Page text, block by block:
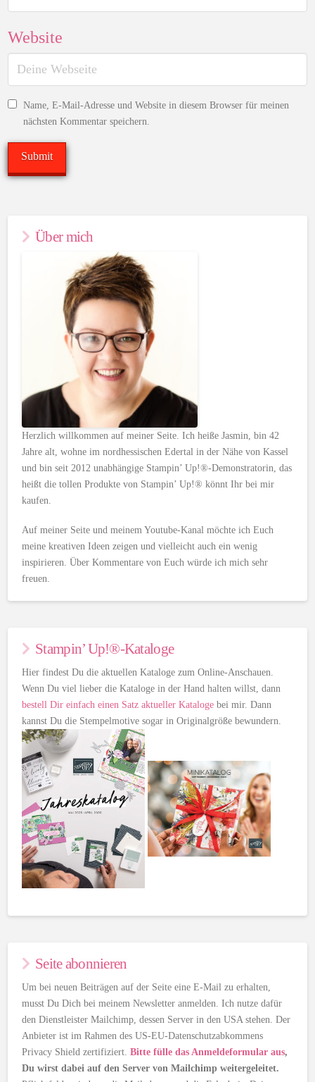
Website
Name, E-Mail-Adresse und Website in diesem Browser für meinen
nächsten Kommentar speichern.
Über mich
Herzlich willkommen auf meiner Seite. Ich heiße Jasmin, bin 42
Jahre alt, wohne im nordhessischen Edertal in der Nähe von Kassel
und bin seit 2012 unabhängige Stampin’ Up!®-Demonstratorin, das
heißt die tollen Produkte von Stampin’ Up!® könnt Ihr bei mir
kaufen.
Auf meiner Seite und meinem Youtube-Kanal möchte ich Euch
meine kreativen Ideen zeigen und vielleicht auch ein wenig
inspirieren. Über Kommentare von Euch würde ich mich sehr
freuen.
Stampin’ Up!®-Kataloge
Hier findest Du die aktuellen Kataloge zum Online-Anschauen.
Wenn Du viel lieber die Kataloge in der Hand halten willst, dann
bestell Dir einfach einen Satz aktueller Kataloge bei mir. Dann
kannst Du die Stempelmotive sogar in Originalgröße bewundern.
Seite abonnieren
Um bei neuen Beiträgen auf der Seite eine E-Mail zu erhalten,
musst Du Dich bei meinem Newsletter anmelden. Ich nutze dafür
den Dienstleister Mailchimp, dessen Server in den USA stehen. Der
Anbieter ist im Rahmen des US-EU-Datenschutzabkommens
Privacy Shield zertifiziert.Bitte fülle das Anmeldeformular aus,
Du wirst dabei auf den Server von Mailchimp weitergeleitet.